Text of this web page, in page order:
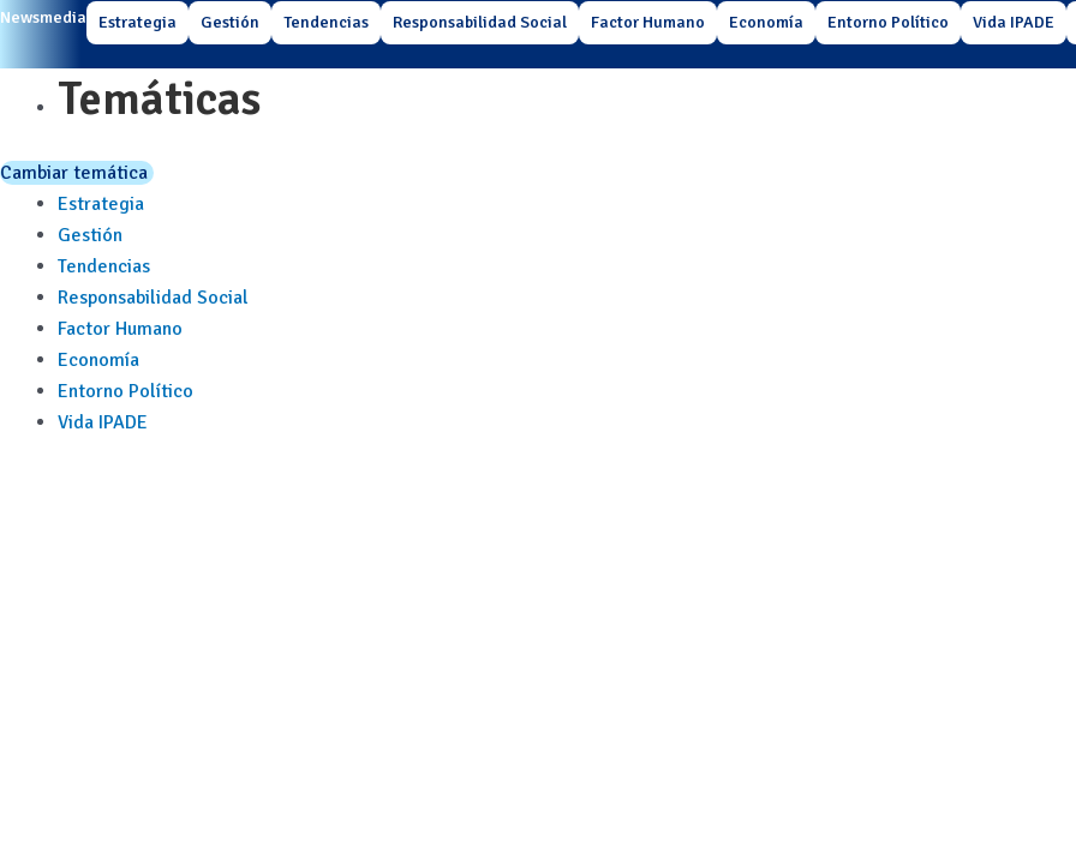
Newsmedia Estrategia Gestión Tendencias Responsabilidad Social Factor Humano Economía Entorno Político Vida IPADE
Temáticas
Cambiar temática
Estrategia
Gestión
Tendencias
Responsabilidad Social
Factor Humano
Economía
Entorno Político
Vida IPADE